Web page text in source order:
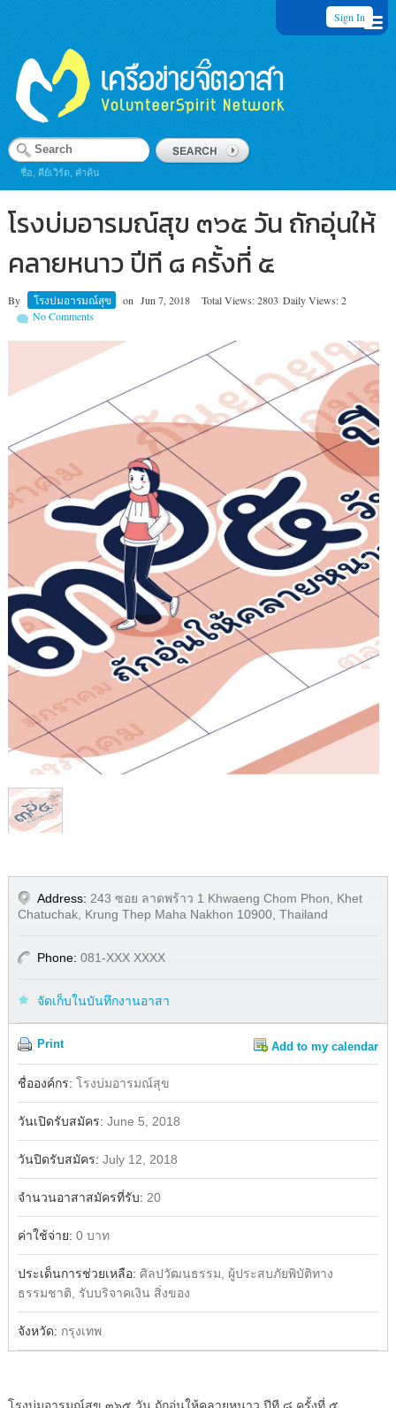
Sign In
ชื่อ, คีย์เวิร์ด, คำค้น
โรงบ่มอารมณ์สุข ๓๖๕ วัน ถักอุ่นให้
คลายหนาว ปีที ๘ ครั้งที่ ๕
By โรงบ่มอารมณ์สุข on Jun 7, 2018 Total Views: 2803 Daily Views: 2
No Comments
Address: 243 ซอย ลาดพร้าว 1 Khwaeng Chom Phon, Khet
Chatuchak, Krung Thep Maha Nakhon 10900, Thailand
Phone: 081-XXX XXXX
จัดเก็บในบันทึกงานอาสา
Print Add to my calendar
Facebook
ชื่อองค์กร: โรงบ่มอารมณ์สุข
วันเปิดรับสมัคร: June 5, 2018
วันปิดรับสมัคร: July 12, 2018
จำนวนอาสาสมัครที่รับ: 20
ค่าใช้จ่าย: 0 บาท
ประเด็นการช่วยเหลือ: ศิลปวัฒนธรรม, ผู้ประสบภัยพิบัติทาง
ธรรมชาติ, รับบริจาคเงิน สิ่งของ
จังหวัด: กรุงเทพ